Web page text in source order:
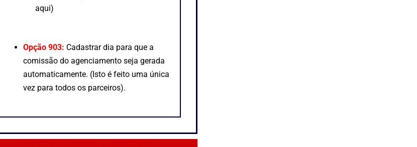
aqui)
Opção 903: Cadastrar dia para que a
comissão do agenciamento seja gerada
automaticamente. (Isto é feito uma única
vez para todos os parceiros).